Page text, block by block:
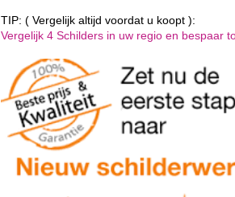
TIP: ( Vergelijk altijd voordat u koopt ):
Vergelijk 4 Schilders in uw regio en bespaar